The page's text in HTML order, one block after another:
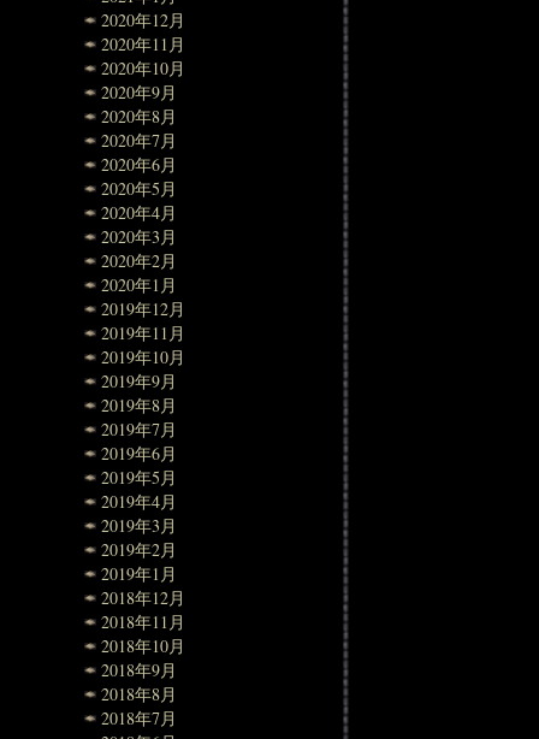
2020年12月
2020年11月
2020年10月
2020年9月
2020年8月
2020年7月
2020年6月
2020年5月
2020年4月
2020年3月
2020年2月
2020年1月
2019年12月
2019年11月
2019年10月
2019年9月
2019年8月
2019年7月
2019年6月
2019年5月
2019年4月
2019年3月
2019年2月
2019年1月
2018年12月
2018年11月
2018年10月
2018年9月
2018年8月
2018年7月